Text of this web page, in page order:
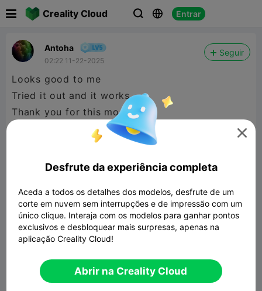
Creality Cloud   Entrar
Antoha
02:22 11-22-2025
Seguir
Looks good to me
Tried it out and it works
Thank you for this model

Desfrute da experiência completa
Aceda a todos os detalhes dos modelos, desfrute de um
corte em nuvem sem interrupções e de impressão com um
único clique. Interaja com os modelos para ganhar pontos
exclusivos e desbloquear mais surpresas, apenas na
aplicação Creality Cloud!
Abrir na Creality Cloud